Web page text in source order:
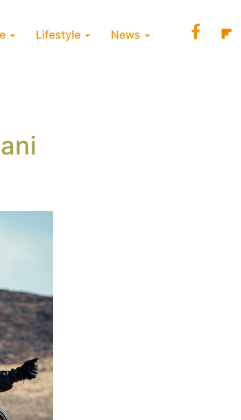
Lifestyle News